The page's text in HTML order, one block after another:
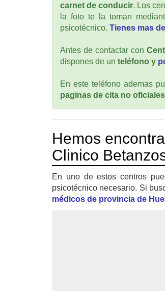
carnet de conducir. Los
la foto te la toman
psicotécnico. Tienes mas
Antes de contactar con
dispones de un teléfono y
En este teléfono ademas
paginas de cita no
Hemos
Clinico
En uno de estos centros
psicotécnico necesario. Si
médicos de provincia de